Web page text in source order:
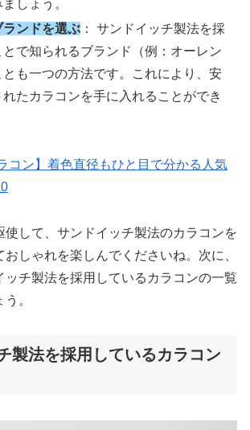
しょう。
ンドを選ぶ ： サンドイッチ製法を採
で知られるブランド（例：オーレン
とも一つの方法です。これにより、安
たカラコンを手に入れることができ
コン】着色直径もひと目で分かる人気
使して、サンドイッチ製法のカラコンを
おしゃれを楽しんでくださいね。次に、
ッチ製法を採用しているカラコンの一覧
。
製法を採用しているカラコン